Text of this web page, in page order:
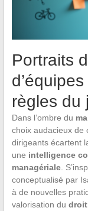
Portraits
règles du
Dans l’ombre du
choix audacieux de
dirigeants écartent
une intelligence
managériale.
conceptualisé par
à de nouvelles
valorisation du droit